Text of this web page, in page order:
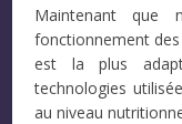
Maintenant que
fonctionnement
est la plus
technologies
au niveau